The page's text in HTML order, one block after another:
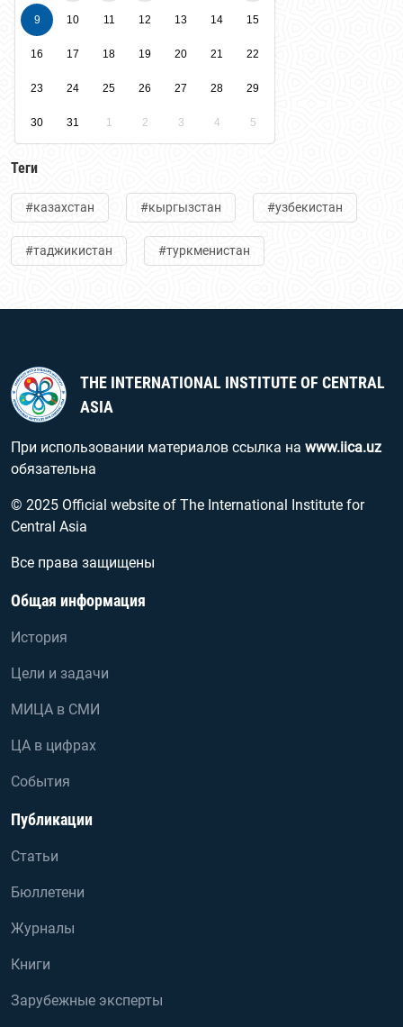
9 10 11 12 13 14 15
16 17 18 19 20 21 22
23 24 25 26 27 28 29
30 31 1 2 3 4 5
Теги
#казахстан #кыргызстан #узбекистан
#таджикистан #туркменистан
THE INTERNATIONAL INSTITUTE OF CENTRAL
ASIA
При использовании материалов ссылка на www.iica.uz
обязательна
© 2025 Official website of The International Institute for
Central Asia
Все права защищены
Общая информация
История
Цели и задачи
МИЦА в СМИ
ЦА в цифрах
События
Публикации
Статьи
Бюллетени
Журналы
Книги
Зарубежные эксперты